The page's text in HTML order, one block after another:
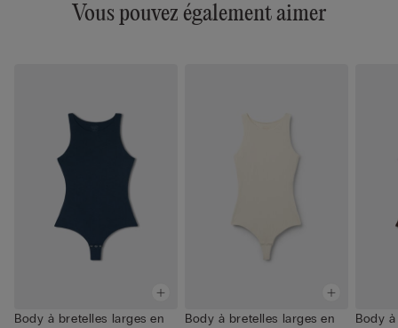
Vous pouvez également aimer
Body à bretelles larges en
Body à bretelles larges en
Body